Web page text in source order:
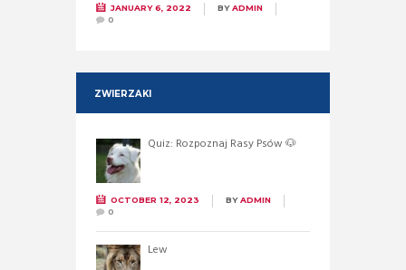
JANUARY 6, 2022 BYADMIN
0
ZWIERZAKI
Quiz: Rozpoznaj Rasy Psów 🐶
OCTOBER 12, 2023 BYADMIN
0
Lew